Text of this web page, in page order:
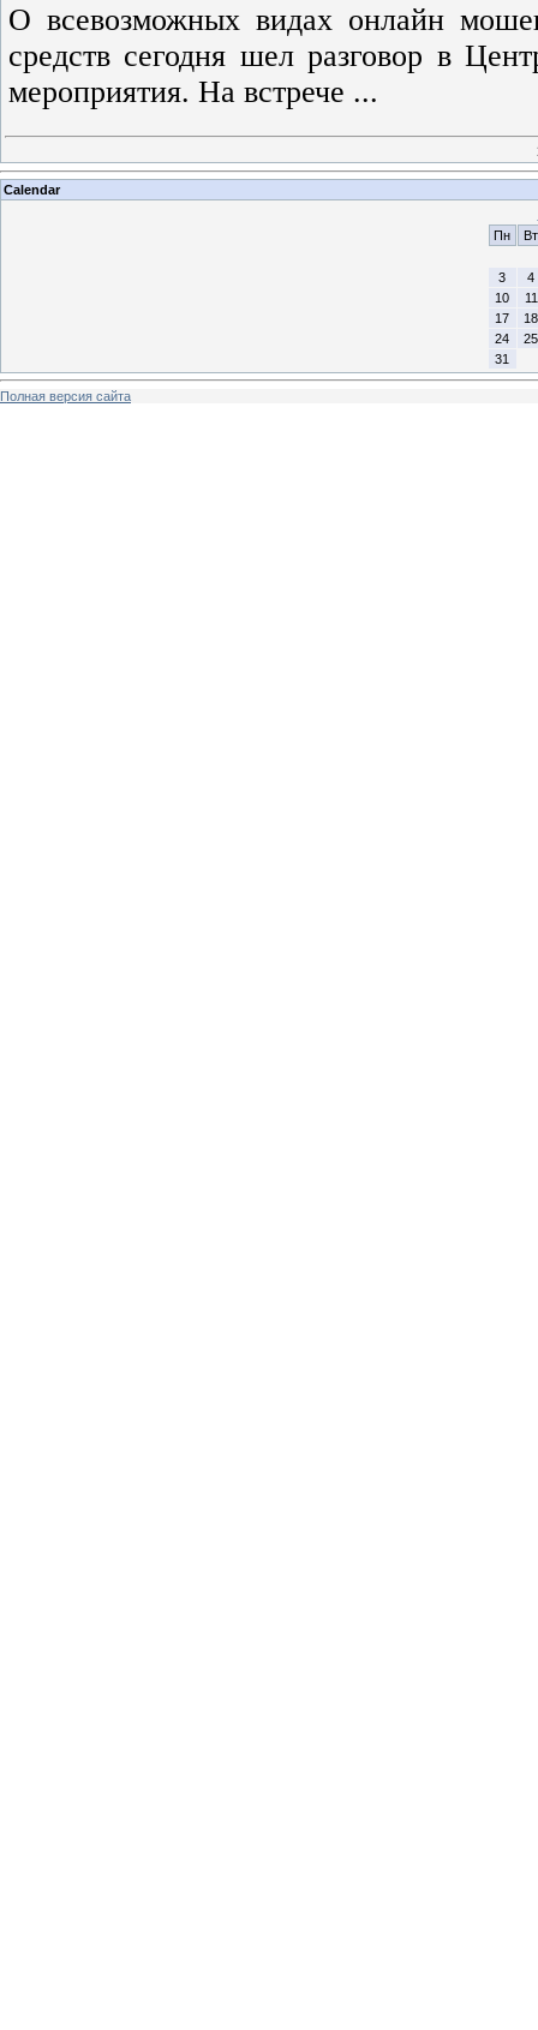
О всевозможных видах онлайн
средств сегодня шел разговор в
мероприятия. На встрече ...
Calendar
Пн
Вт
3
4
10
11
17
18
24
25
31
Полная версия сайта